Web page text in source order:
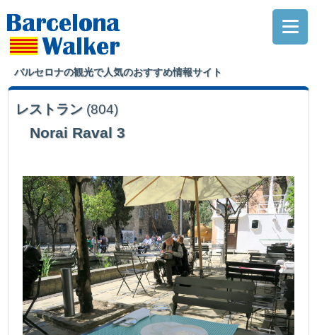
バルセロナの観光で人気のおすすめ情報サイト
レストラン (804)
Norai Raval 3